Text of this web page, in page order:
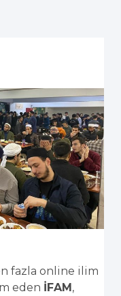
fazla online ilim
eden İFAM,